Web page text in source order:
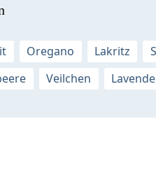
Oregano Lakritz
Veilchen